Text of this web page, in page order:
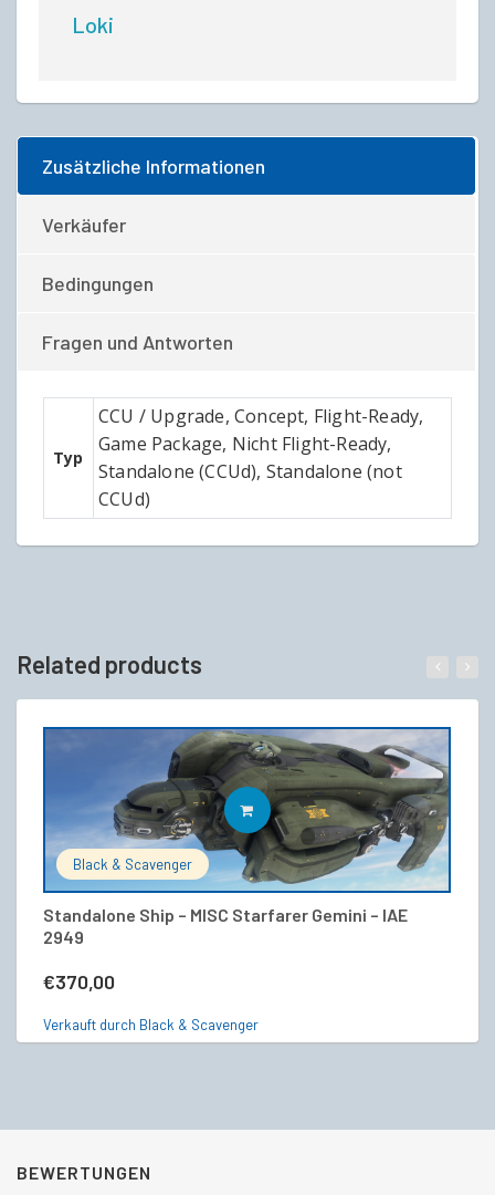
Loki
Zusätzliche Informationen
Verkäufer
Bedingungen
Fragen und Antworten
Typ
CCU / Upgrade, Concept, Flight-Ready,
Game Package, Nicht Flight-Ready,
Standalone (CCUd), Standalone (not
CCUd)
Related products
Black & Scavenger
Standalone Ship – MISC Starfarer Gemini – IAE
2949
€370,00
IN DEN WARENKORB
Verkauft durch Black & Scavenger
BEWERTUNGEN